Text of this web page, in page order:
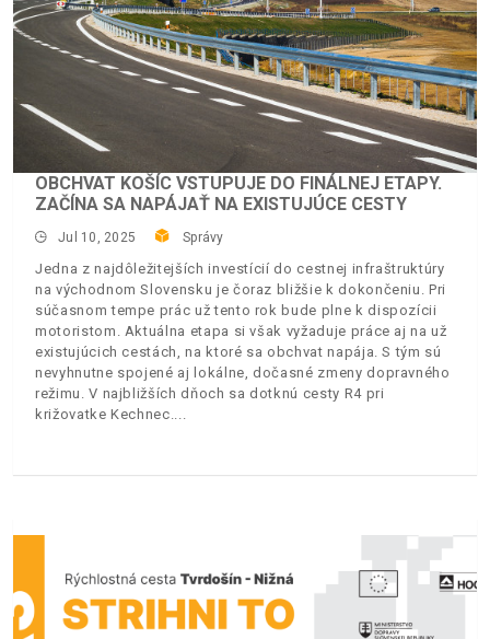
OBCHVAT KOŠÍC VSTUPUJE DO FINÁLNEJ ETAPY.
ZAČÍNA SA NAPÁJAŤ NA EXISTUJÚCE CESTY
Jul 10, 2025 Správy
Jedna z najdôležitejších investícií do cestnej infraštruktúry
na východnom Slovensku je čoraz bližšie k dokončeniu. Pri
súčasnom tempe prác už tento rok bude plne k dispozícii
motoristom. Aktuálna etapa si však vyžaduje práce aj na už
existujúcich cestách, na ktoré sa obchvat napája. S tým sú
nevyhnutne spojené aj lokálne, dočasné zmeny dopravného
režimu. V najbližších dňoch sa dotknú cesty R4 pri
križovatke Kechnec.